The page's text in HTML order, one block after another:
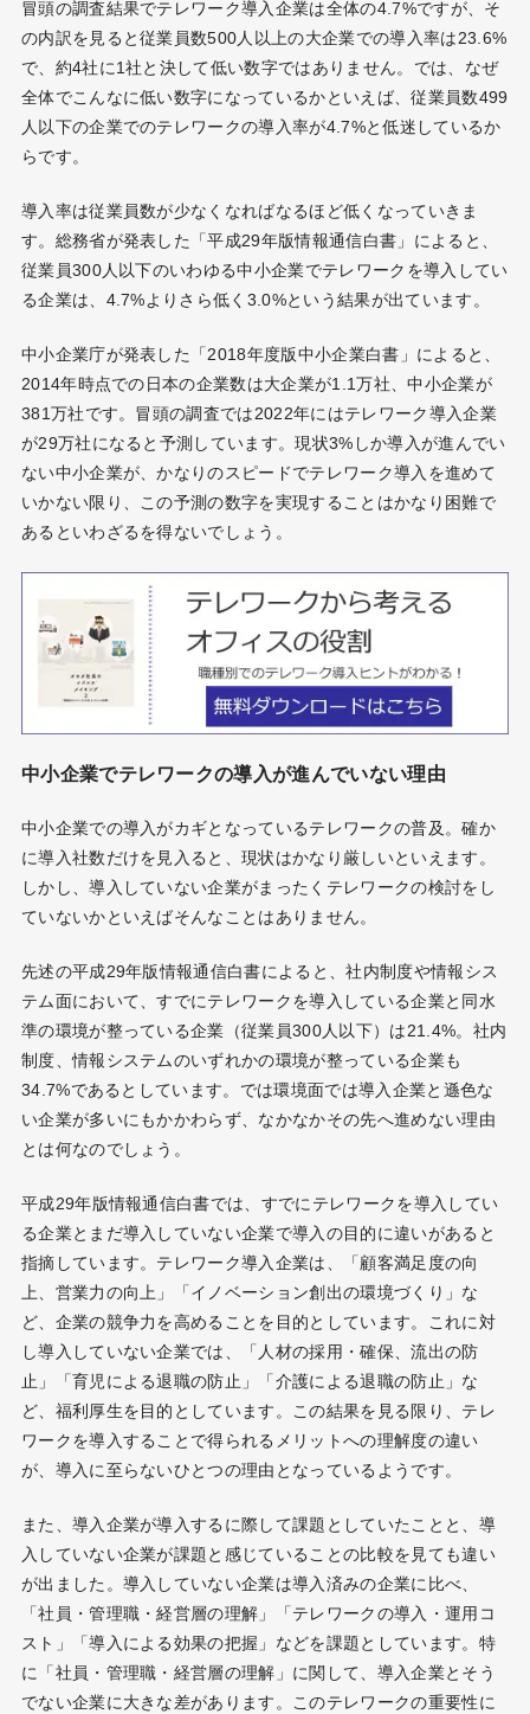
冒頭の調査結果でテレワーク導入企業は全体の4.7%ですが、そ
の内訳を見ると従業員数500人以上の大企業での導入率は23.6%
で、約4社に1社と決して低い数字ではありません。では、なぜ
全体でこんなに低い数字になっているかといえば、従業員数499
人以下の企業でのテレワークの導入率が4.7%と低迷しているか
らです。
導入率は従業員数が少なくなればなるほど低くなっていきま
す。総務省が発表した「平成29年版情報通信白書」によると、
従業員300人以下のいわゆる中小企業でテレワークを導入してい
る企業は、4.7%よりさら低く3.0%という結果が出ています。
中小企業庁が発表した「2018年度版中小企業白書」によると、
2014年時点での日本の企業数は大企業が1.1万社、中小企業が
381万社です。冒頭の調査では2022年にはテレワーク導入企業
が29万社になると予測しています。現状3%しか導入が進んでい
ない中小企業が、かなりのスピードでテレワーク導入を進めて
いかない限り、この予測の数字を実現することはかなり困難で
あるといわざるを得ないでしょう。
中小企業でテレワークの導入が進んでいない理由
中小企業での導入がカギとなっているテレワークの普及。確か
に導入社数だけを見入ると、現状はかなり厳しいといえます。
しかし、導入していない企業がまったくテレワークの検討をし
ていないかといえばそんなことはありません。
先述の平成29年版情報通信白書によると、社内制度や情報シス
テム面において、すでにテレワークを導入している企業と同水
準の環境が整っている企業（従業員300人以下）は21.4%。社内
制度、情報システムのいずれかの環境が整っている企業も
34.7%であるとしています。では環境面では導入企業と遜色な
い企業が多いにもかかわらず、なかなかその先へ進めない理由
とは何なのでしょう。
平成29年版情報通信白書では、すでにテレワークを導入してい
る企業とまだ導入していない企業で導入の目的に違いがあると
指摘しています。テレワーク導入企業は、「顧客満足度の向
上、営業力の向上」「イノベーション創出の環境づくり」な
ど、企業の競争力を高めることを目的としています。これに対
し導入していない企業では、「人材の採用・確保、流出の防
止」「育児による退職の防止」「介護による退職の防止」な
ど、福利厚生を目的としています。この結果を見る限り、テレ
ワークを導入することで得られるメリットへの理解度の違い
が、導入に至らないひとつの理由となっているようです。
また、導入企業が導入するに際して課題としていたことと、導
入していない企業が課題と感じていることの比較を見ても違い
が出ました。導入していない企業は導入済みの企業に比べ、
「社員・管理職・経営層の理解」「テレワークの導入・運用コ
スト」「導入による効果の把握」などを課題としています。特
に「社員・管理職・経営層の理解」に関して、導入企業とそう
でない企業に大きな差があります。このテレワークの重要性に